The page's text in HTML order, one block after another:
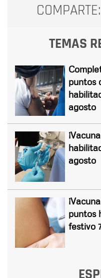
COMPARTE:
TEMAS
puntos
agosto
agosto
puntos
festivo